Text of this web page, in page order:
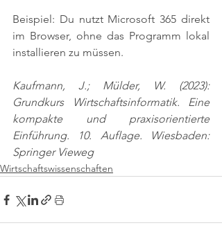
Beispiel: Du nutzt Microsoft 365 direkt
im Browser, ohne das Programm lokal
installieren zu müssen.
Kaufmann, J.; Mülder, W. (2023):
Grundkurs Wirtschaftsinformatik. Eine
kompakte und praxisorientierte
Einführung. 10. Auflage. Wiesbaden:
Springer Vieweg
Wirtschaftswissenschaften